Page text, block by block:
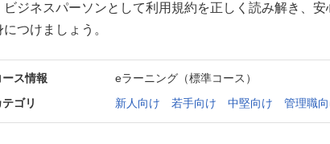
ビジネスパーソンとして利用規約を正しく読み解き、
につけましょう。
ース情報
eラーニング（標準コース）
テゴリ
新人向け 若手向け 中堅向け 管理職